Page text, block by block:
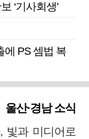
‘기사회생’
PS 셈법 복
울산·경남 소식
빛과 미디어로